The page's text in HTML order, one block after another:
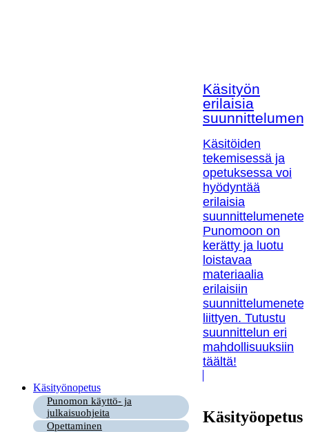
Käsityön
erilaisia
Käsitöiden
tekemisessä ja
opetuksessa voi
hyödyntää
erilaisia
Punomoon on
kerätty ja luotu
loistavaa
materiaalia
erilaisiin
liittyen. Tutustu
suunnittelun eri
mahdollisuuksiin
täältä!
Käsityönopetus
Punomon käyttö- ja
julkaisuohjeita
Opettaminen
Käsityöopetus